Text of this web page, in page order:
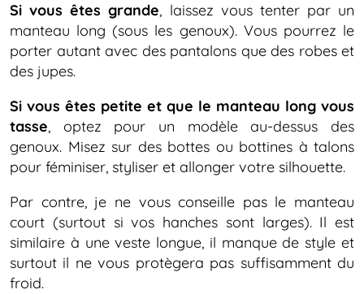
Si vous êtes grande, laissez vous tenter par un
manteau long (sous les genoux). Vous pourrez le
porter autant avec des pantalons que des robes et
des jupes.
Si vous êtes petite et que le manteau long vous
tasse, optez pour un modèle au-dessus des
genoux. Misez sur des bottes ou bottines à talons
pour féminiser, styliser et allonger votre silhouette.
Par contre, je ne vous conseille pas le manteau
court (surtout si vos hanches sont larges). Il est
similaire à une veste longue, il manque de style et
surtout il ne vous protègera pas suffisamment du
froid.